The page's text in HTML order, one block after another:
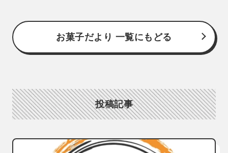
お菓子だより 一覧にもどる
投稿記事